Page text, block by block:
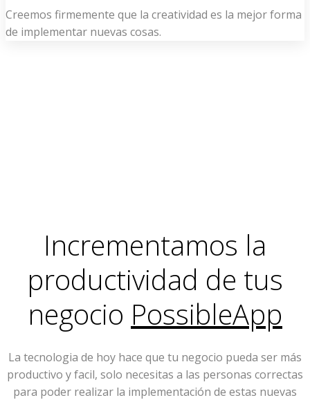
Creemos firmemente que la creatividad es la mejor forma
de implementar nuevas cosas.
Incrementamos la
productividad de tus
negocio PossibleApp
La tecnologia de hoy hace que tu negocio pueda ser más
productivo y facil, solo necesitas a las personas correctas
para poder realizar la implementación de estas nuevas